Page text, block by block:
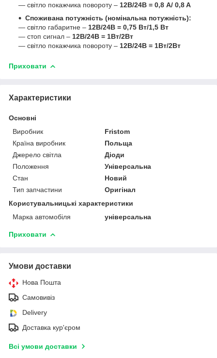
— світло покажчика повороту – 12В/24В = 0,8 A/ 0,8 A
Споживана потужність (номінальна потужність):
— світло габаритне – 12В/24В = 0,75 Вт/1,5 Вт
— стоп сигнал – 12В/24В = 1Вт/2Вт
— світло покажчика повороту – 12В/24В = 1Вт/2Вт
Приховати
Характеристики
Основні
Виробник
Fristom
Країна виробник
Польща
Джерело світла
Діоди
Положення
Універсальна
Стан
Новий
Тип запчастини
Оригінал
Користувальницькі характеристики
Марка автомобіля
універсальна
Приховати
Умови доставки
Нова Пошта
Самовивіз
Delivery
Доставка кур'єром
Всі умови доставки